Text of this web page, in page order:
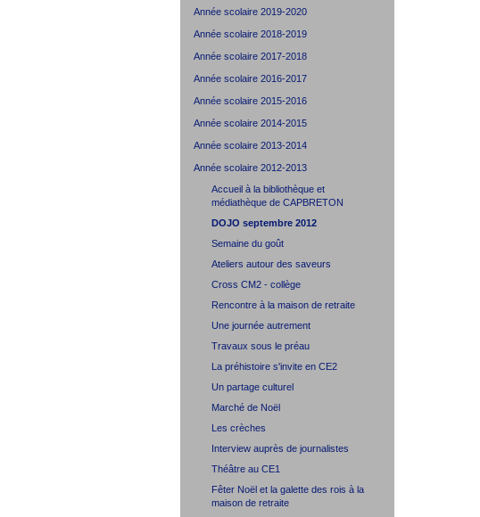
Année scolaire 2019-2020
Année scolaire 2018-2019
Année scolaire 2017-2018
Année scolaire 2016-2017
Année scolaire 2015-2016
Année scolaire 2014-2015
Année scolaire 2013-2014
Année scolaire 2012-2013
Accueil à la bibliothèque et
médiathèque de CAPBRETON
DOJO septembre 2012
Semaine du goût
Ateliers autour des saveurs
Cross CM2 - collège
Rencontre à la maison de retraite
Une journée autrement
Travaux sous le préau
La préhistoire s'invite en CE2
Un partage culturel
Marché de Noël
Les crèches
Interview auprès de journalistes
Théâtre au CE1
Fêter Noël et la galette des rois à la
maison de retraite